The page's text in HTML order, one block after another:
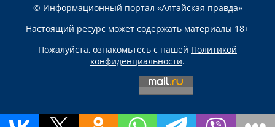
© Информационный портал «Алтайская правда»
Настоящий ресурс может содержать материалы 18+
Пожалуйста, ознакомьтесь с нашей Политикой
конфиденциальности.